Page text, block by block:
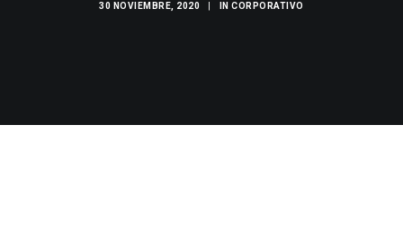
30 NOVIEMBRE, 2020 INCORPORATIVO